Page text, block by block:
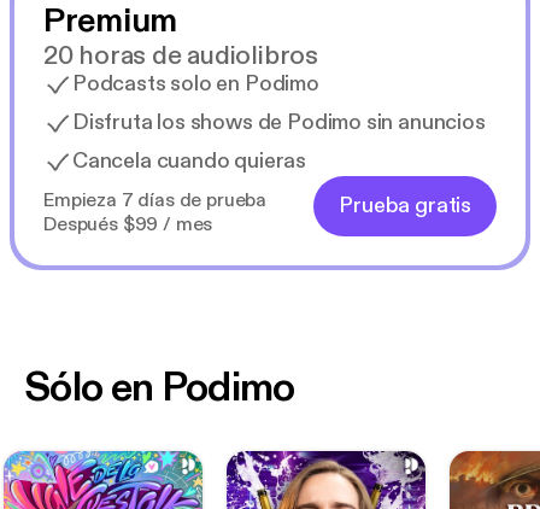
Premium
20 horas de audiolibros
Podcasts solo en Podimo
Disfruta los shows de Podimo sin anuncios
Cancela cuando quieras
Empieza 7 días de prueba
Después $99 / mes
Prueba gratis
Sólo en Podimo